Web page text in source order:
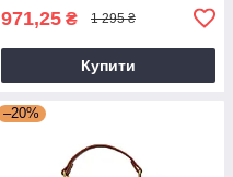
971,25 ₴ 1 295 ₴
Купити
–20%